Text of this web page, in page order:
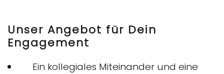
Unser Angebot für Dein
Engagement
Ein kollegiales Miteinander und eine